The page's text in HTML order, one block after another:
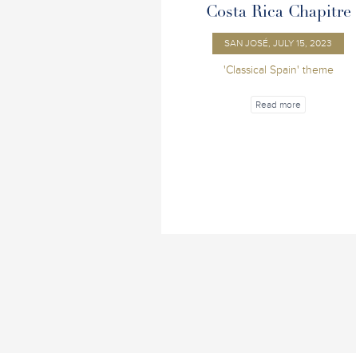
Costa Rica Chapitre
SAN JOSÉ, JULY 15, 2023
'Classical Spain' theme
Read more